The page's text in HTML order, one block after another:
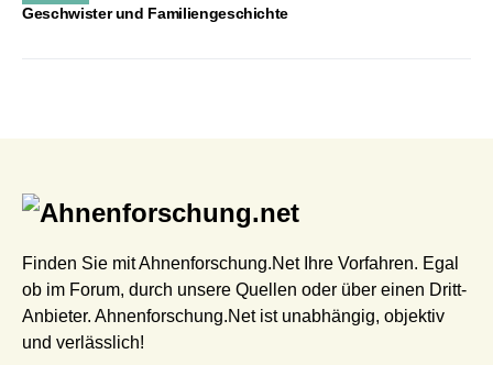
Geschwister und Familiengeschichte
Finden Sie mit Ahnenforschung.Net Ihre Vorfahren. Egal
ob im Forum, durch unsere Quellen oder über einen Dritt-
Anbieter. Ahnenforschung.Net ist unabhängig, objektiv
und verlässlich!